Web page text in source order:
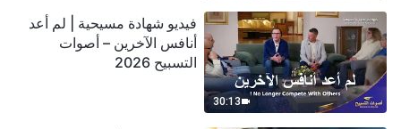
30:13
فيديو شهادة مسيحية | لم أعد
أنافس الآخرين – أصوات
التسبيح 2026